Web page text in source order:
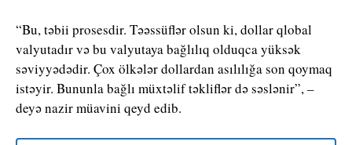
“Bu, təbii prosesdir. Təəssüflər olsun ki, dollar qlobal
valyutadır və bu valyutaya bağlılıq olduqca yüksək
səviyyədədir. Çox ölkələr dollardan asılılığa son qoymaq
istəyir. Bununla bağlı müxtəlif təkliflər də səslənir”, –
deyə nazir müavini qeyd edib.